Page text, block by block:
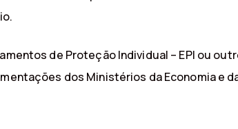
de Proteção Individual – EPI ou
dos Ministérios da Economia e